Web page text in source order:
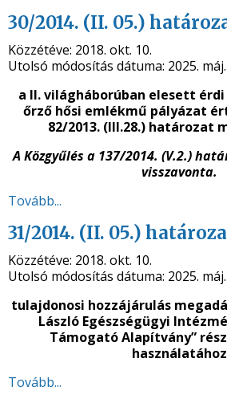
30/2014. (II. 05.)
Közzétéve: 2018. okt. 10.
Utolsó módosítás dátuma: 2025.
a II. világháborúban elesett
őrző hősi emlékmű pályázat
82/2013. (III.28.) határozat
A Közgyűlés a 137/2014. (V.2.)
visszavonta.
Tovább...
31/2014. (II. 05.)
Közzétéve: 2018. okt. 10.
Utolsó módosítás dátuma: 2025.
tulajdonosi hozzájárulás
László Egészségügyi
Támogató Alapítvány”
használatához
Tovább...